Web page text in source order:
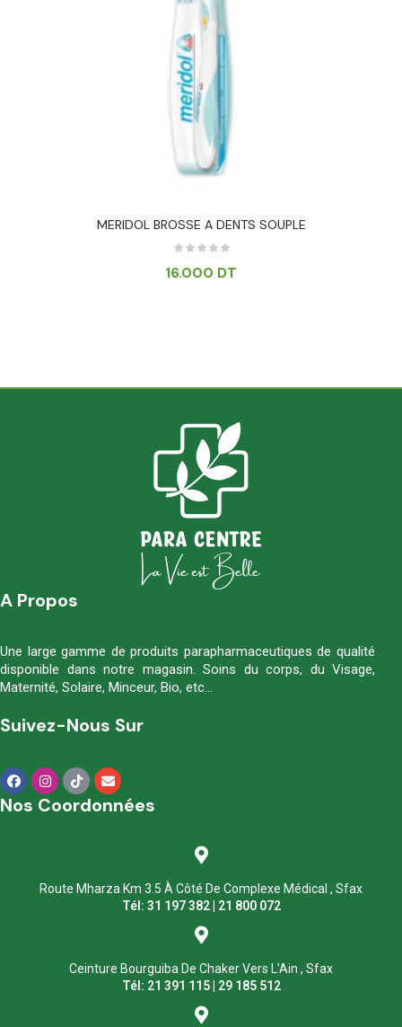
MERIDOL BROSSE A DENTS SOUPLE
16.000 DT
A Propos
Une large gamme de produits parapharmaceutiques de qualité
disponible dans notre magasin. Soins du corps, du Visage,
Maternité, Solaire, Minceur, Bio, etc…
Suivez-Nous Sur
Nos Coordonnées
Route Mharza Km 3.5 À Côté De Complexe Médical , Sfax
Tél: 31 197 382 | 21 800 072
Ceinture Bourguiba De Chaker Vers L'Ain , Sfax
Tél: 21 391 115 | 29 185 512